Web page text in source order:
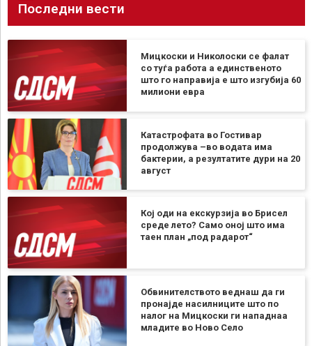
Последни вести
Мицкоски и Николоски се фалат
со туѓа работа а единственото
што го направија е што изгубија 60
милиони евра
Катастрофата во Гостивар
продолжува –во водата има
бактерии, а резултатите дури на 20
август
Кој оди на екскурзија во Брисел
среде лето? Само оној што има
таен план „под радарот“
Обвинителството веднаш да ги
пронајде насилниците што по
налог на Мицкоски ги нападнаа
младите во Ново Село